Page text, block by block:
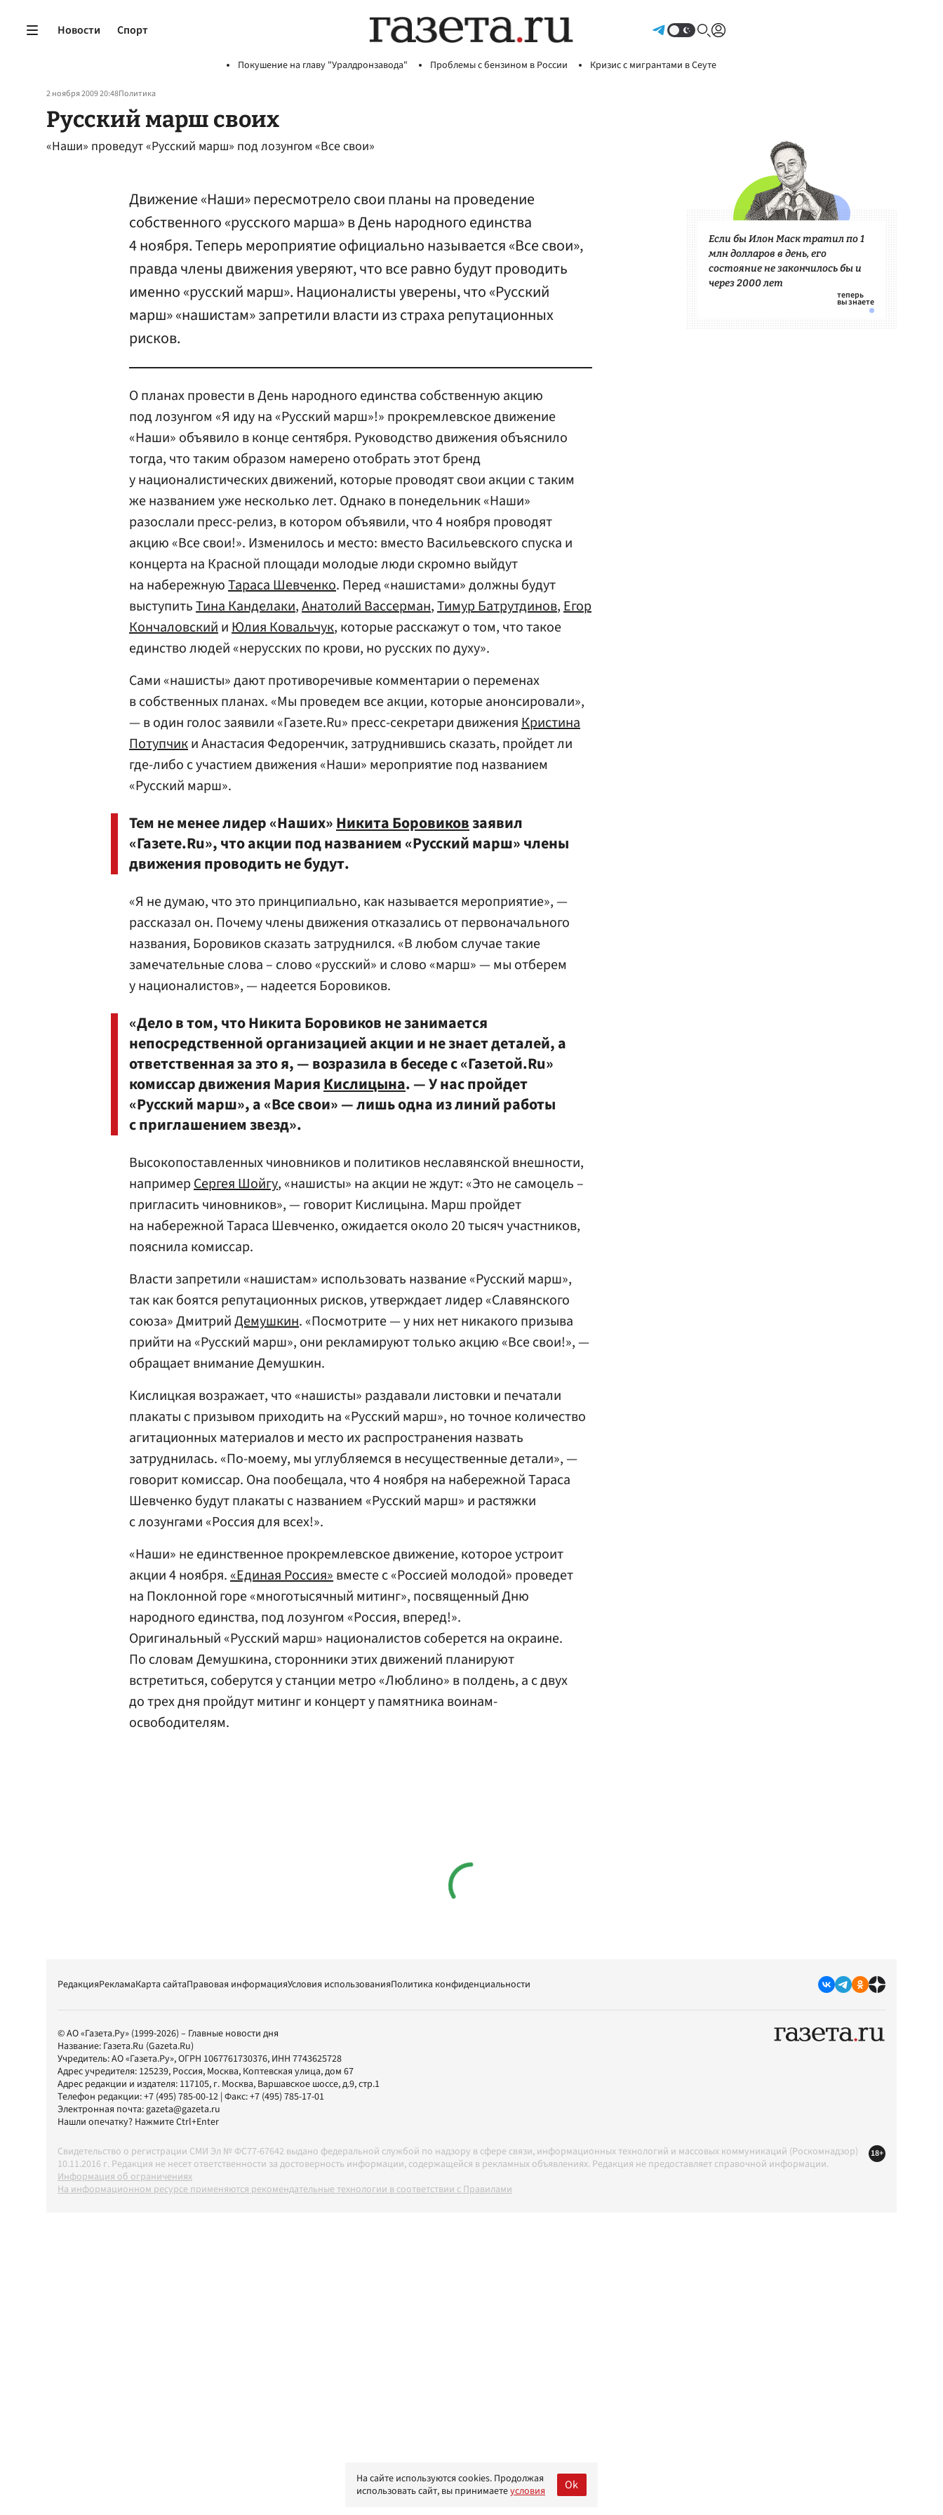
Новости Спорт
Покушение на главу "Уралдронзавода" Проблемы с бензином в России Кризис с мигрантами в Сеуте
2 ноября 2009 20:48Политика
Русский марш своих
«Наши» проведут «Русский марш» под лозунгом «Все свои»
Движение «Наши» пересмотрело свои планы на проведение
собственного «русского марша» в День народного единства
4 ноября. Теперь мероприятие официально называется «Все свои»,
правда члены движения уверяют, что все равно будут проводить
именно «русский марш». Националисты уверены, что «Русский
марш» «нашистам» запретили власти из страха репутационных
рисков.
О планах провести в День народного единства собственную акцию
под лозунгом «Я иду на «Русский марш»!» прокремлевское движение
«Наши» объявило в конце сентября. Руководство движения объяснило
тогда, что таким образом намерено отобрать этот бренд
у националистических движений, которые проводят свои акции с таким
же названием уже несколько лет. Однако в понедельник «Наши»
разослали пресс-релиз, в котором объявили, что 4 ноября проводят
акцию «Все свои!». Изменилось и место: вместо Васильевского спуска и
концерта на Красной площади молодые люди скромно выйдут
на набережнуюТараса Шевченко. Перед «нашистами» должны будут
выступитьТина Канделаки,Анатолий Вассерман,Тимур Батрутдинов,Егор
КончаловскийиЮлия Ковальчук, которые расскажут о том, что такое
единство людей «нерусских по крови, но русских по духу».
Сами «нашисты» дают противоречивые комментарии о переменах
в собственных планах. «Мы проведем все акции, которые анонсировали»,
— в один голос заявили «Газете.Ru» пресс-секретари движенияКристина
Потупчики Анастасия Федоренчик, затруднившись сказать, пройдет ли
где-либо с участием движения «Наши» мероприятие под названием
«Русский марш».
Тем не менее лидер «Наших»Никита Боровиковзаявил
«Газете.Ru», что акции под названием «Русский марш» члены
движения проводить не будут.
«Я не думаю, что это принципиально, как называется мероприятие», —
рассказал он. Почему члены движения отказались от первоначального
названия, Боровиков сказать затруднился. «В любом случае такие
замечательные слова – слово «русский» и слово «марш» — мы отберем
у националистов», — надеется Боровиков.
«Дело в том, что Никита Боровиков не занимается
непосредственной организацией акции и не знает деталей, а
ответственная за это я, — возразила в беседе с «Газетой.Ru»
комиссар движения МарияКислицына. — У нас пройдет
«Русский марш», а «Все свои» — лишь одна из линий работы
с приглашением звезд».
Высокопоставленных чиновников и политиков неславянской внешности,
напримерСергея Шойгу, «нашисты» на акции не ждут: «Это не самоцель –
пригласить чиновников», — говорит Кислицына. Марш пройдет
на набережной Тараса Шевченко, ожидается около 20 тысяч участников,
пояснила комиссар.
Власти запретили «нашистам» использовать название «Русский марш»,
так как боятся репутационных рисков, утверждает лидер «Славянского
союза» ДмитрийДемушкин. «Посмотрите — у них нет никакого призыва
прийти на «Русский марш», они рекламируют только акцию «Все свои!», —
обращает внимание Демушкин.
Кислицкая возражает, что «нашисты» раздавали листовки и печатали
плакаты с призывом приходить на «Русский марш», но точное количество
агитационных материалов и место их распространения назвать
затруднилась. «По-моему, мы углубляемся в несущественные детали», —
говорит комиссар. Она пообещала, что 4 ноября на набережной Тараса
Шевченко будут плакаты с названием «Русский марш» и растяжки
с лозунгами «Россия для всех!».
«Наши» не единственное прокремлевское движение, которое устроит
акции 4 ноября.«Единая Россия»вместе с «Россией молодой» проведет
на Поклонной горе «многотысячный митинг», посвященный Дню
народного единства, под лозунгом «Россия, вперед!».
Оригинальный «Русский марш» националистов соберется на окраине.
По словам Демушкина, сторонники этих движений планируют
встретиться, соберутся у станции метро «Люблино» в полдень, а с двух
до трех дня пройдут митинг и концерт у памятника воинам-
освободителям.
Если бы Илон Маск тратил по 1
млн долларов в день, его
состояние не закончилось бы и
через 2000 лет
РедакцияРекламаКарта сайтаПравовая информацияУсловия использованияПолитика конфиденциальности
© АО «Газета.Ру» (1999-2026) – Главные новости дня
Название: Газета.Ru (Gazeta.Ru)
Учредитель:АО «Газета.Ру», ОГРН 1067761730376, ИНН 7743625728
Адрес учредителя: 125239, Россия, Москва, Коптевская улица, дом 67
Адрес редакции и издателя: 117105, г. Москва, Варшавское шоссе, д.9, стр.1
Телефон редакции:+7 (495) 785-00-12 | Факс:+7 (495) 785-17-01
Электронная почта:gazeta@gazeta.ru
Нашли опечатку? Нажмите Ctrl+Enter
Свидетельство о регистрации СМИ Эл № ФС77-67642 выдано федеральной службой по надзору в сфере связи, информационных технологий и массовых коммуникаций (Роскомнадзор)
10.11.2016 г. Редакция не несет ответственности за достоверность информации, содержащейся в рекламных объявлениях. Редакция не предоставляет справочной информации.
Информация об ограничениях
На информационном ресурсе применяются рекомендательные технологии в соответствии с Правилами
18+
На сайте используются cookies. Продолжая
использовать сайт, вы принимаетеусловия Ok